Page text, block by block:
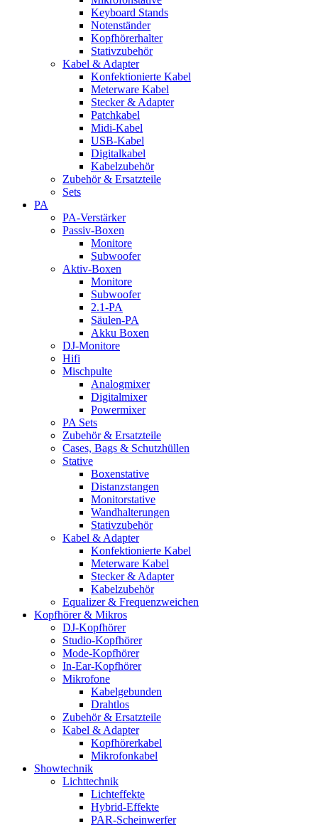
Keyboard Stands
Notenständer
Kopfhörerhalter
Stativzubehör
Kabel & Adapter
Konfektionierte Kabel
Meterware Kabel
Stecker & Adapter
Patchkabel
Midi-Kabel
USB-Kabel
Digitalkabel
Kabelzubehör
Zubehör & Ersatzteile
Sets
PA
PA-Verstärker
Passiv-Boxen
Monitore
Subwoofer
Aktiv-Boxen
Monitore
Subwoofer
2.1-PA
Säulen-PA
Akku Boxen
DJ-Monitore
Hifi
Mischpulte
Analogmixer
Digitalmixer
Powermixer
PA Sets
Zubehör & Ersatzteile
Cases, Bags & Schutzhüllen
Stative
Boxenstative
Distanzstangen
Monitorstative
Wandhalterungen
Stativzubehör
Kabel & Adapter
Konfektionierte Kabel
Meterware Kabel
Stecker & Adapter
Kabelzubehör
Equalizer & Frequenzweichen
Kopfhörer & Mikros
DJ-Kopfhörer
Studio-Kopfhörer
Mode-Kopfhörer
In-Ear-Kopfhörer
Mikrofone
Kabelgebunden
Drahtlos
Zubehör & Ersatzteile
Kabel & Adapter
Kopfhörerkabel
Mikrofonkabel
Showtechnik
Lichttechnik
Lichteffekte
Hybrid-Effekte
PAR-Scheinwerfer